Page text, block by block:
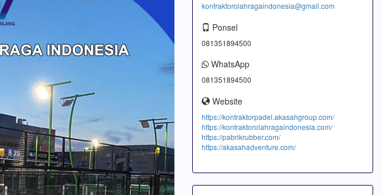
kontraktorolahragaindonesia@gmail.com
Ponsel
081351894500
WhatsApp
081351894500
Website
https://kontraktorpadel.akasahgroup.com/
https://kontraktorolahragaindonesia.com/
https://pabrikrubber.com/
https://akasahadventure.com/